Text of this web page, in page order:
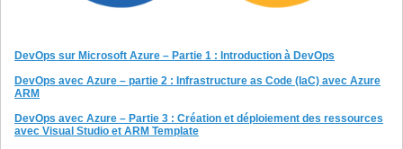
DevOps sur Microsoft Azure – Partie 1 : Introduction à DevOps
DevOps avec Azure – partie 2 : Infrastructure as Code (IaC) avec Azure
ARM
DevOps avec Azure – Partie 3 : Création et déploiement des ressources
avec Visual Studio et ARM Template